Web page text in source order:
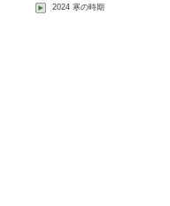
2024 寒の時期